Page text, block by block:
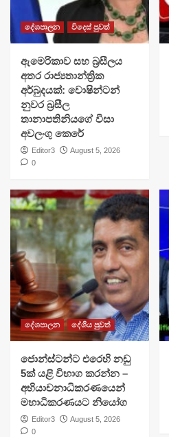
දේශපාලන විදෙස් පුවත්
ඇමෙරිකාව සහ බ්‍රසීලය
අතර රාජ්‍යතාන්ත්‍රික
අර්බුදයක්: වොෂින්ටන්
නුවර බ්‍රසීල
තානාපතිනියගේ වීසා
අවලංගු කෙරේ
Editor3
August 5, 2026
0
දේශපාලන දේශීය පුවත්
ජොන්ස්ටන්ට එරෙහි නඩු
5ක් යළි විභාග කරන්න –
අභියාචනාධිකරණයෙන්
මහාධිකරණයට නියෝග
Editor3
August 5, 2026
0